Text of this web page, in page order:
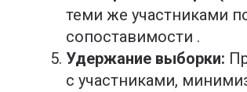
теми же участниками
сопоставимости .
Удержание выборки:
с участниками,